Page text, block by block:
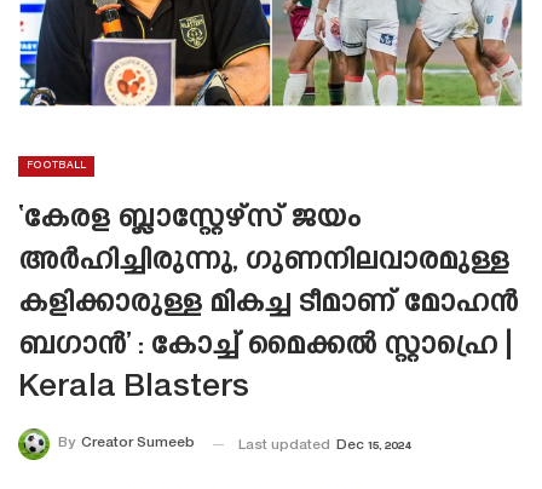
FOOTBALL
‘കേരള ബ്ലാസ്റ്റേഴ്‌സ് ജയം
അർഹിച്ചിരുന്നു, ഗുണനിലവാരമുള്ള
കളിക്കാരുള്ള മികച്ച ടീമാണ് മോഹൻ
ബഗാൻ’ : കോച്ച് മൈക്കൽ സ്റ്റാഹ്രെ |
Kerala Blasters
By Creator Sumeeb Last updated Dec 15, 2024